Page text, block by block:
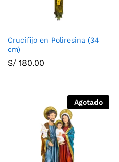
Crucifijo en Poliresina (34
cm)
S/ 180.00
Agotado